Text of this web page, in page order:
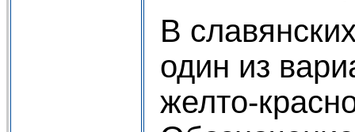
В
один из
желто-